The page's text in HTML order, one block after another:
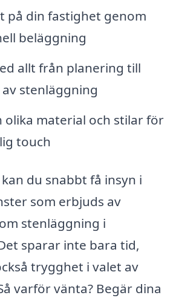
på din fastighet genom
beläggning
allt från planering till
stenläggning
olika material och stilar för
touch
du snabbt få insyn i
som erbjuds av
stenläggning i
sparar inte bara tid,
trygghet i valet av
varför vänta? Begär dina